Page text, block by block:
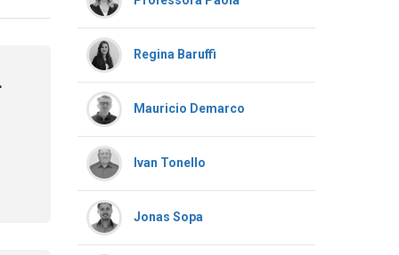
Regina Baruffi
Mauricio Demarco
Ivan Tonello
Jonas Sopa